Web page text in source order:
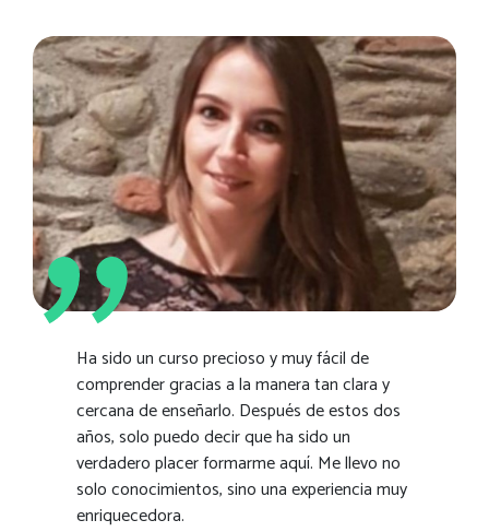
Ha sido un curso precioso y muy fácil de
comprender gracias a la manera tan clara y
cercana de enseñarlo. Después de estos dos
años, solo puedo decir que ha sido un
verdadero placer formarme aquí. Me llevo no
solo conocimientos, sino una experiencia muy
enriquecedora.